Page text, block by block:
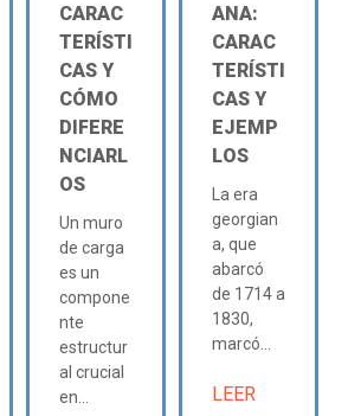
CARAC
TERÍSTI
CAS Y
CÓMO
DIFERE
NCIARL
OS
Un muro
de carga
es un
compone
nte
estructur
al crucial
en...
ANA:
CARAC
TERÍSTI
CAS Y
EJEMP
LOS
La era
georgian
a, que
abarcó
de 1714 a
1830,
marcó...
LEER